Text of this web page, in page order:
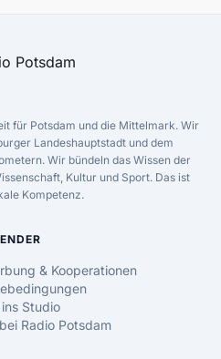
für Potsdam und die Mittelmark. Wir
Landeshauptstadt und dem
Wir bündeln das Wissen der
Kultur und Sport. Das ist
Kompetenz.
& Kooperationen
Studio
Radio Potsdam